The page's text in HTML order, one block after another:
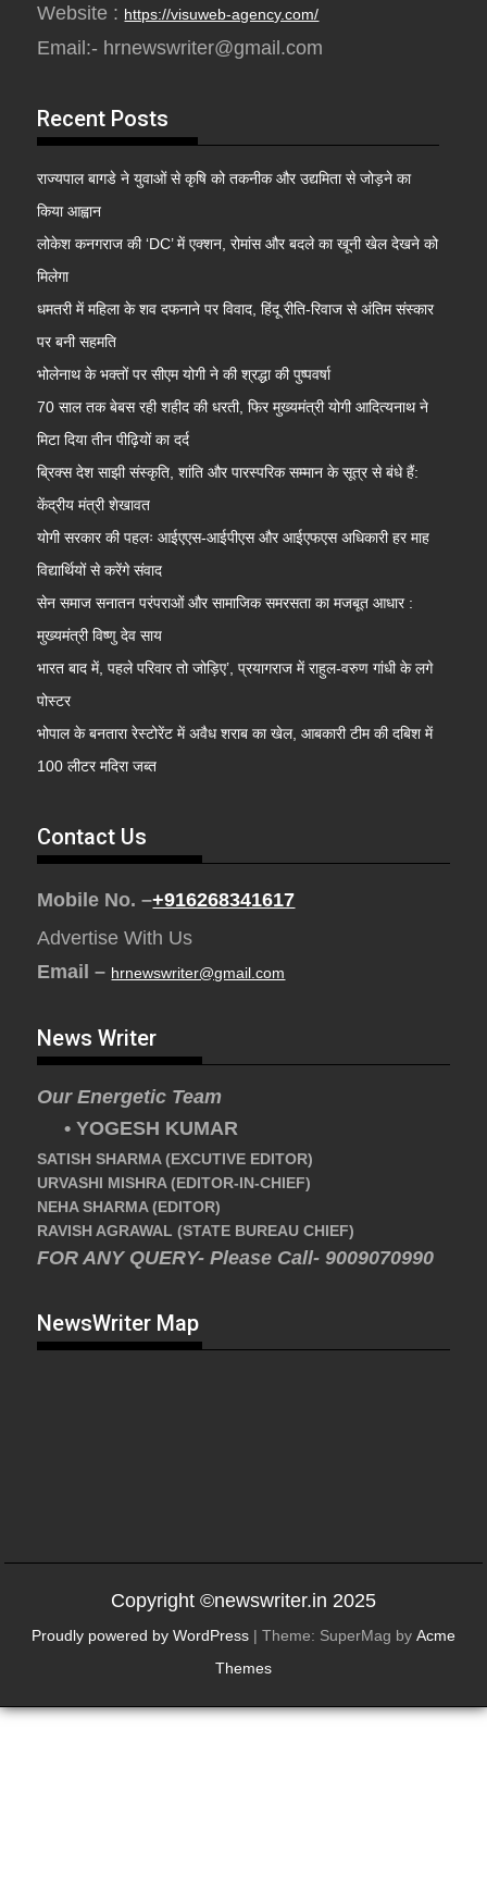
Website : https://visuweb-agency.com/
Email:- hrnewswriter@gmail.com
Recent Posts
राज्यपाल बागडे ने युवाओं से कृषि को तकनीक और उद्यमिता से जोड़ने का
किया आह्वान
लोकेश कनगराज की ‘DC’ में एक्शन, रोमांस और बदले का खूनी खेल देखने को
मिलेगा
धमतरी में महिला के शव दफनाने पर विवाद, हिंदू रीति-रिवाज से अंतिम संस्कार
पर बनी सहमति
भोलेनाथ के भक्तों पर सीएम योगी ने की श्रद्धा की पुष्पवर्षा
70 साल तक बेबस रही शहीद की धरती, फिर मुख्यमंत्री योगी आदित्यनाथ ने
मिटा दिया तीन पीढ़ियों का दर्द
ब्रिक्स देश साझी संस्कृति, शांति और पारस्परिक सम्मान के सूत्र से बंधे हैं:
केंद्रीय मंत्री शेखावत
योगी सरकार की पहलः आईएएस-आईपीएस और आईएफएस अधिकारी हर माह
विद्यार्थियों से करेंगे संवाद
सेन समाज सनातन परंपराओं और सामाजिक समरसता का मजबूत आधार :
मुख्यमंत्री विष्णु देव साय
भारत बाद में, पहले परिवार तो जोड़िए’, प्रयागराज में राहुल-वरुण गांधी के लगे
पोस्टर
भोपाल के बनतारा रेस्टोरेंट में अवैध शराब का खेल, आबकारी टीम की दबिश में
100 लीटर मदिरा जब्त
Contact Us
Mobile No. –+916268341617
Advertise With Us
Email – hrnewswriter@gmail.com
News Writer
Our Energetic Team
• YOGESH KUMAR
SATISH SHARMA (EXCUTIVE EDITOR)
URVASHI MISHRA (EDITOR-IN-CHIEF)
NEHA SHARMA (EDITOR)
RAVISH AGRAWAL (STATE BUREAU CHIEF)
FOR ANY QUERY- Please Call- 9009070990
NewsWriter Map
Copyright ©newswriter.in 2025
Proudly powered by WordPress | Theme: SuperMag by Acme
Themes